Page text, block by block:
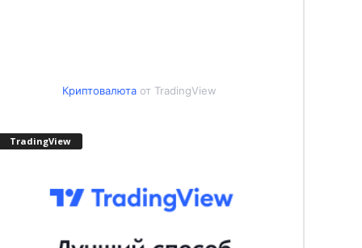
Криптовалютаот TradingView
TradingView